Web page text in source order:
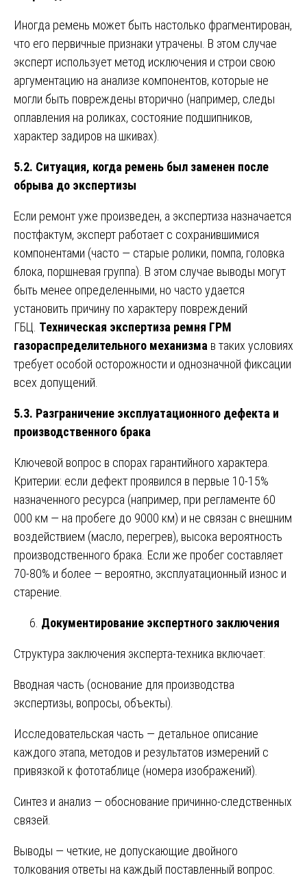
Иногда ремень может быть настолько фрагментирован,
что его первичные признаки утрачены. В этом случае
эксперт использует метод исключения и строи свою
аргументацию на анализе компонентов, которые не
могли быть повреждены вторично (например, следы
оплавления на роликах, состояние подшипников,
характер задиров на шкивах).
5.2. Ситуация, когда ремень был заменен после
обрыва до экспертизы
Если ремонт уже произведен, а экспертиза назначается
постфактум, эксперт работает с сохранившимися
компонентами (часто — старые ролики, помпа, головка
блока, поршневая группа). В этом случае выводы могут
быть менее определенными, но часто удается
установить причину по характеру повреждений
ГБЦ. Техническая экспертиза ремня ГРМ
газораспределительного механизма в таких условиях
требует особой осторожности и однозначной фиксации
всех допущений.
5.3. Разграничение эксплуатационного дефекта и
производственного брака
Ключевой вопрос в спорах гарантийного характера.
Критерии: если дефект проявился в первые 10-15%
назначенного ресурса (например, при регламенте 60
000 км — на пробеге до 9000 км) и не связан с внешним
воздействием (масло, перегрев), высока вероятность
производственного брака. Если же пробег составляет
70-80% и более — вероятно, эксплуатационный износ и
старение.
Документирование экспертного заключения
Структура заключения эксперта-техника включает:
Вводная часть (основание для производства
экспертизы, вопросы, объекты).
Исследовательская часть — детальное описание
каждого этапа, методов и результатов измерений с
привязкой к фототаблице (номера изображений).
Синтез и анализ — обоснование причинно-следственных
связей.
Выводы — четкие, не допускающие двойного
толкования ответы на каждый поставленный вопрос.